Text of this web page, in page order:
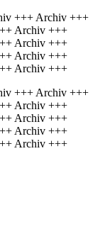
+++ Archiv +++
Archiv +++
Archiv +++
Archiv +++
Archiv +++
+++ Archiv +++
Archiv +++
Archiv +++
Archiv +++
Archiv +++